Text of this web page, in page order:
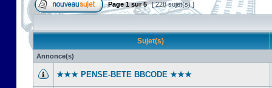
Page1sur5 [ 228 sujet(s) ]
Sujet(s)
Annonce(s)
★★★ PENSE-BETE BBCODE ★★★